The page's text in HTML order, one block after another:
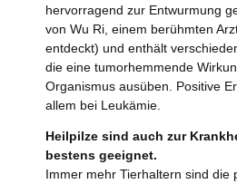
hervorragend zur Entwurmung
von Wu Ri, einem berühmten
entdeckt) und enthält
die eine tumorhemmende
Organismus ausüben. Positive
allem bei Leukämie.
Heilpilze sind auch zur
bestens geeignet.
Immer mehr Tierhaltern sind die